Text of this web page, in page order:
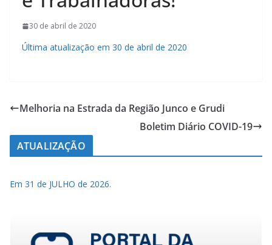
30 de abril de 2020
Última atualização em 30 de abril de 2020
Melhoria na Estrada da Região Junco e Grudi
Boletim Diário COVID-19
ATUALIZAÇÃO
Em 31 de JULHO de 2026.